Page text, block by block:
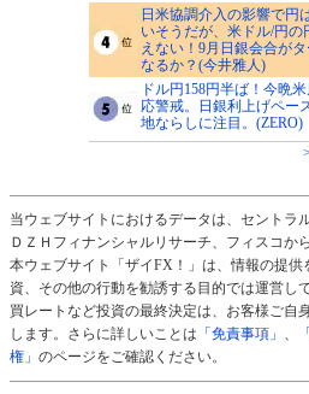
日米協調介入の影響で円
いそうだが、米ドル/円
えない！9月日銀会合が
なるか？(今井雅人)
ドル円158円半ば！今晩
応警戒。日銀利上げペー
地ならしに注目。(ZERO)
当ウェブサイトにおけるデータは、セントラ
ＤＺＨフィナンシャルリサーチ、フィスコか
本ウェブサイト「ザイFX！」は、情報の提
資、その他の行動を勧誘する目的では運営し
買レートなど投資の最終決定は、お客様ご自
します。さらに詳しいことは 「免責事項」 、
権」 のページをご確認ください。